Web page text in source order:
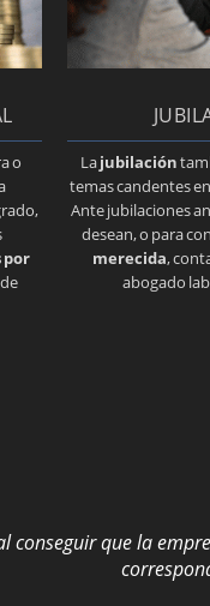
o
por
Lajubilación
temas candentes
Ante jubilaciones
desean, o para
merecida,
abogado
conseguir que la